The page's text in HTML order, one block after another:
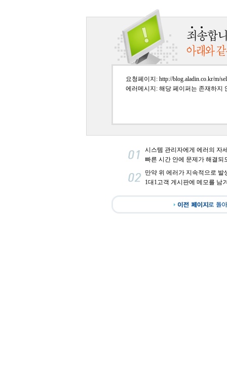
요청페이지: http://blog.aladin.co.kr/m/
에러메시지: 해당 페이퍼는 존재하지
시스템 관리자에게 에러의 자
빠른 시간 안에 문제가 해결되
만약 위 에러가 지속적으로
1대1고객 게시판에 메모를 남